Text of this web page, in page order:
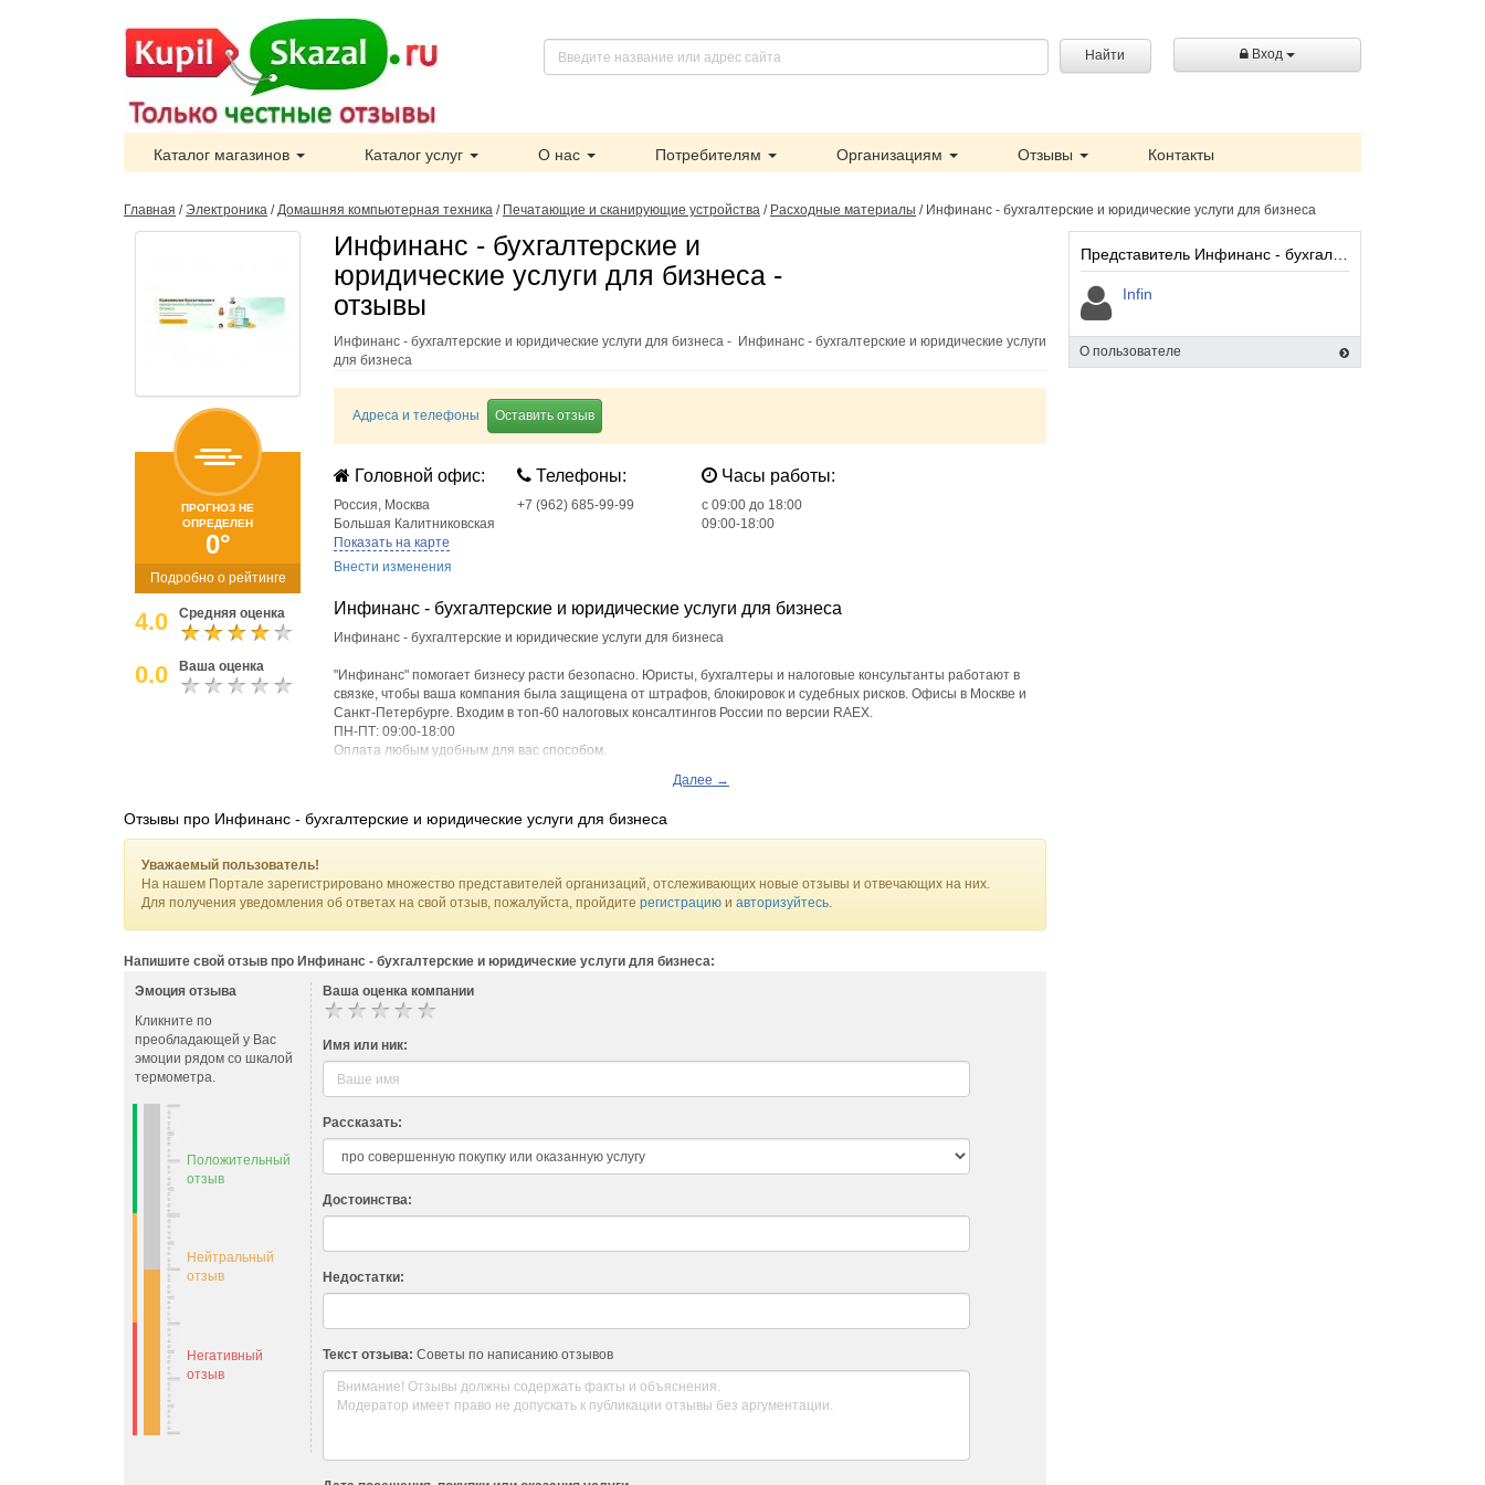
Найти Вход
Каталог магазинов Каталог услуг О нас Потребителям Организациям Отзывы Контакты
Главная / Электроника /Домашняя компьютерная техника / Печатающие и сканирующие устройства / Расходные материалы / Инфинанс - бухгалтерские и юридические услуги для бизнеса
ПРОГНОЗ НЕ
ОПРЕДЕЛЕН
0°
Подробно о рейтинге
4.0 Средняя оценка
0.0 Ваша оценка
Инфинанс - бухгалтерские и
юридические услуги для бизнеса -
отзывы
Инфинанс - бухгалтерские и юридические услуги для бизнеса - Инфинанс - бухгалтерские и юридические услуги
для бизнеса
Адреса и телефоны Оставить отзыв
Головной офис:
Россия, Москва
Большая Калитниковская
Показать на карте
Внести изменения
Телефоны:
+7 (962) 685-99-99
Часы работы:
c 09:00 до 18:00
09:00-18:00
Инфинанс - бухгалтерские и юридические услуги для бизнеса
Инфинанс - бухгалтерские и юридические услуги для бизнеса
"Инфинанс" помогает бизнесу расти безопасно. Юристы, бухгалтеры и налоговые консультанты работают в
связке, чтобы ваша компания была защищена от штрафов, блокировок и судебных рисков. Офисы в Москве и
Санкт-Петербурге. Входим в топ-60 налоговых консалтингов России по версии RAEX.
ПН-ПТ: 09:00-18:00
Оплата любым удобным для вас способом.
г. Москва, 109029, ул. Большая Калитниковская, дом 42, офис 301Г
Телефон: +7 (962) 685-99-99; 8 (800) 301-57-66
Далее →
Infin
О пользователе
Отзывы про Инфинанс - бухгалтерские и юридические услуги для бизнеса
Уважаемый пользователь!
На нашем Портале зарегистрировано множество представителей организаций, отслеживающих новые отзывы и отвечающих на них.
Для получения уведомления об ответах на свой отзыв, пожалуйста, пройдите регистрацию и авторизуйтесь.
Напишите свой отзыв про Инфинанс - бухгалтерские и юридические услуги для бизнеса:
Эмоция отзыва
Кликните по
преобладающей у Вас
эмоции рядом со шкалой
термометра.
Положительный
отзыв
Нейтральный
отзыв
Негативный
отзыв
Ваша оценка компании
Имя или ник:
Рассказать:
Достоинства:
Недостатки:
Текст отзыва: Советы по написанию отзывов